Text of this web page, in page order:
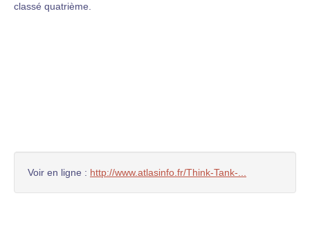
classé quatrième.
Voir en ligne : http://www.atlasinfo.fr/Think-Tank-...